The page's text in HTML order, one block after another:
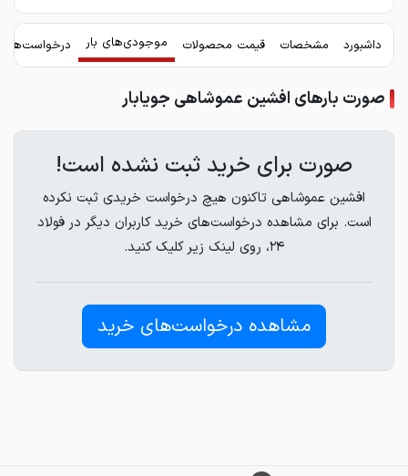
داشبورد مشخصات قیمت محصولات موجودی‌های بار
صورت بارهای افشین عموشاهی جویابار
صورت برای خرید ثبت نشده است!
افشین عموشاهی تاکنون هیچ درخواست خریدی ثبت نکرده
است. برای مشاهده درخواست‌های خرید کاربران دیگر در فولاد
۲۴، روی لینک زیر کلیک کنید.
مشاهده درخواست‌های خرید